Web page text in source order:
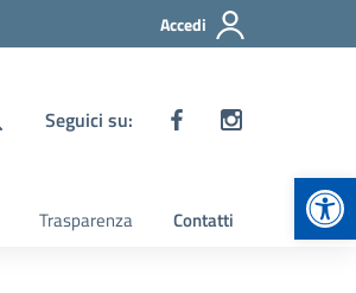
Accedi
Seguici su:
Trasparenza Contatti